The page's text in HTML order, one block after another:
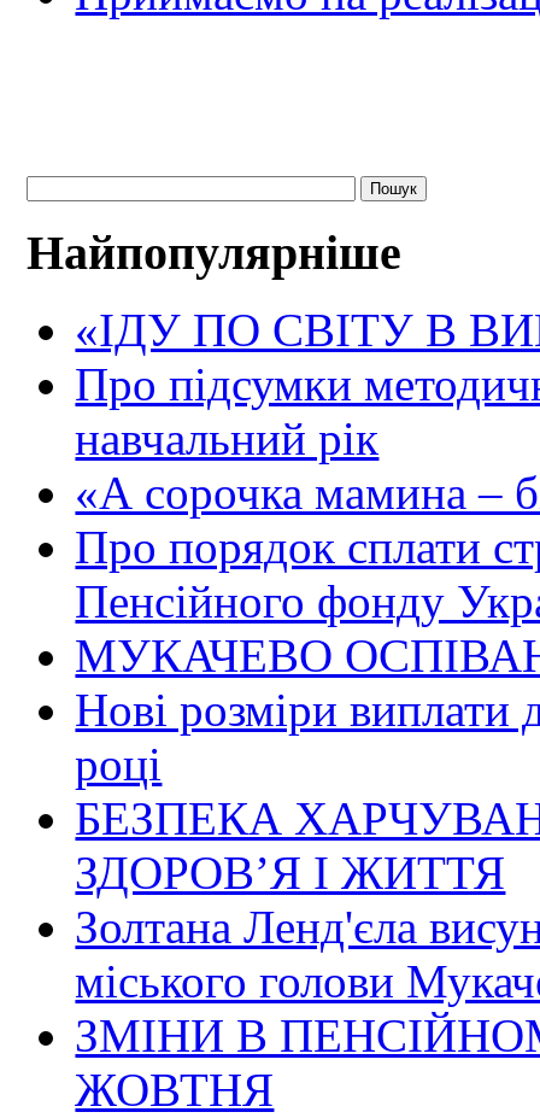
Найпопулярніше
«ІДУ ПО СВІТУ В
Про підсумки
навчальний рік
«А сорочка мамина –
Про порядок сплати
Пенсійного фонду
МУКАЧЕВО
Нові розміри виплати
році
БЕЗПЕКА
ЗДОРОВ’Я І ЖИТТЯ
Золтана Ленд'єла
міського голови
ЗМІНИ В
ЖОВТНЯ